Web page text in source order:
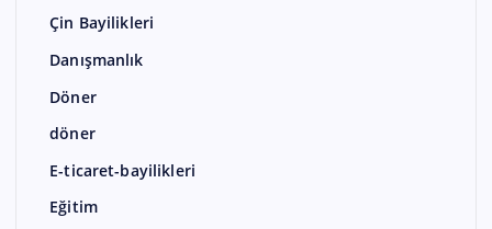
Çin Bayilikleri
Danışmanlık
Döner
döner
E-ticaret-bayilikleri
Eğitim